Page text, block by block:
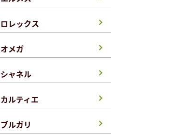
ロレックス
オメガ
シャネル
カルティエ
ブルガリ